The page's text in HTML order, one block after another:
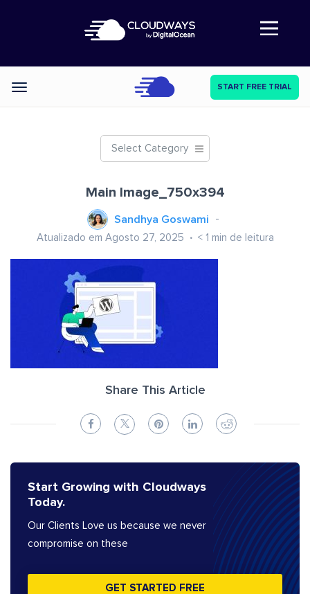
Abre a navegação
Categories START FREE TRIAL
Select Category
Main Image_750x394
Sandhya Goswami
Atualizado em Agosto 27, 2025 < 1 min de leitura
Share This Article
Start Growing with Cloudways
Today.
Our Clients Love us because we never
compromise on these
GET STARTED FREE